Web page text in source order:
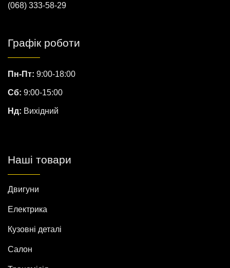
(068) 333-58-29
Графік роботи
Пн-Пт: 9:00-18:00
Сб: 9:00-15:00
Нд: Вихідний
Наші товари
Двигуни
Електрика
Кузовні деталі
Салон